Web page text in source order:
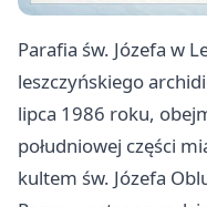
Parafia św. Józefa w
leszczyńskiego
lipca 1986 roku,
południowej części
kultem św. Józefa